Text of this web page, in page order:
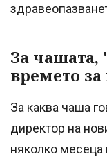
За
времето
За каква чаша
директор на
няколко месеца